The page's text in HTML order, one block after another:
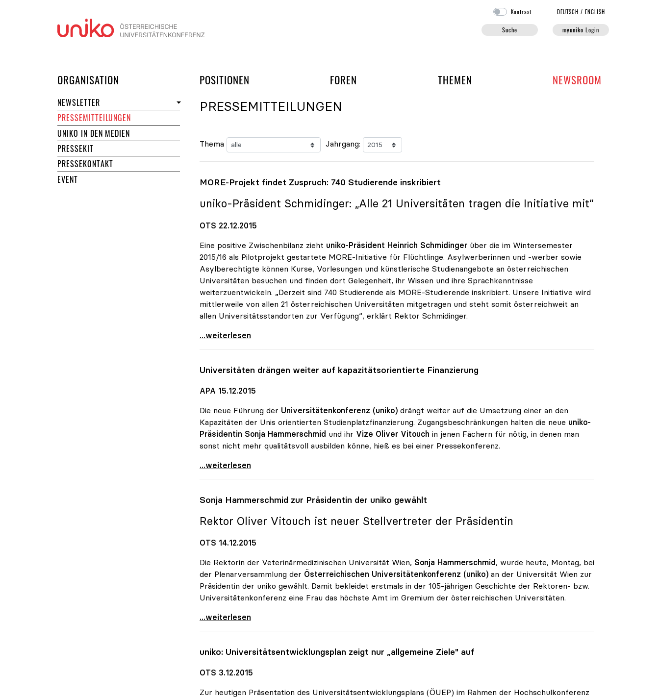
Kontrast DEUTSCH /ENGLISH
Suche myuniko Login
ORGANISATION POSITIONEN FOREN UND ARBEITSGRUPPEN DER UNIKO
THEMEN NEWSROOM
NEWSLETTER
PRESSEMITTEILUNGEN
UNIKO IN DEN MEDIEN
PRESSEKIT
PRESSEKONTAKT
EVENT
PRESSEMITTEILUNGEN
Thema Jahrgang:
MORE-Projekt findet Zuspruch: 740 Studierende inskribiert
uniko-Präsident Schmidinger: „Alle 21 Universitäten tragen die Initiative mit“
OTS 22.12.2015
Eine positive Zwischenbilanz zieht uniko-Präsident Heinrich Schmidinger über die im Wintersemester
2015/16 als Pilotprojekt gestartete MORE-Initiative für Flüchtlinge. Asylwerberinnen und -werber sowie
Asylberechtigte können Kurse, Vorlesungen und künstlerische Studienangebote an österreichischen
Universitäten besuchen und finden dort Gelegenheit, ihr Wissen und ihre Sprachkenntnisse
weiterzuentwickeln. „Derzeit sind 740 Studierende als MORE-Studierende inskribiert. Unsere Initiative wird
mittlerweile von allen 21 österreichischen Universitäten mitgetragen und steht somit österreichweit an
allen Universitätsstandorten zur Verfügung“, erklärt Rektor Schmidinger.
MORE-Projekt findet Zuspruch: 740 Studierende
...weiterlesen
Universitäten drängen weiter auf kapazitätsorientierte Finanzierung
APA 15.12.2015
Die neue Führung der Universitätenkonferenz (uniko) drängt weiter auf die Umsetzung einer an den
Kapazitäten der Unis orientierten Studienplatzfinanzierung. Zugangsbeschränkungen halten die neue uniko-
Präsidentin Sonja Hammerschmid und ihr Vize Oliver Vitouch in jenen Fächern für nötig, in denen man
sonst nicht mehr qualitätsvoll ausbilden könne, hieß es bei einer Pressekonferenz.
Universitäten drängen weiter auf
...weiterlesen
Sonja Hammerschmid zur Präsidentin der uniko gewählt
Rektor Oliver Vitouch ist neuer Stellvertreter der Präsidentin
OTS 14.12.2015
Die Rektorin der Veterinärmedizinischen Universität Wien, Sonja Hammerschmid, wurde heute, Montag, bei
der Plenarversammlung der Österreichischen Universitätenkonferenz (uniko) an der Universität Wien zur
Präsidentin der uniko gewählt. Damit bekleidet erstmals in der 105-jährigen Geschichte der Rektoren- bzw.
Universitätenkonferenz eine Frau das höchste Amt im Gremium der österreichischen Universitäten.
Sonja Hammerschmid zur Präsidentin der uniko
...weiterlesen
uniko: Universitätsentwicklungsplan zeigt nur „allgemeine Ziele" auf
OTS 3.12.2015
Zur heutigen Präsentation des Universitätsentwicklungsplans (ÖUEP) im Rahmen der Hochschulkonferenz